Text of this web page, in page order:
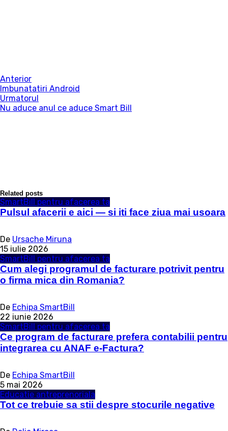
Anterior
Imbunatatiri Android
Urmatorul
Nu aduce anul ce aduce Smart Bill
Related posts
SmartBill pentru afacerea ta
Pulsul afacerii e aici — si iti face ziua mai usoara
De Ursache Miruna
15 iulie 2026
SmartBill pentru afacerea ta
Cum alegi programul de facturare potrivit pentru
o firma mica din Romania?
De Echipa SmartBill
22 iunie 2026
SmartBill pentru afacerea ta
Ce program de facturare prefera contabilii pentru
integrarea cu ANAF e-Factura?
De Echipa SmartBill
5 mai 2026
Educatie antreprenoriala
Tot ce trebuie sa stii despre stocurile negative